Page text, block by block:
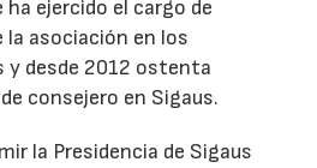
ha ejercido el cargo de
la asociación en los
y desde 2012 ostenta
consejero en Sigaus.
la Presidencia de Sigaus